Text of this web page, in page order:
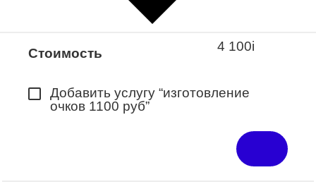
Стоимость 4 100i
Добавить услугу “изготовление
очков 1100 руб”